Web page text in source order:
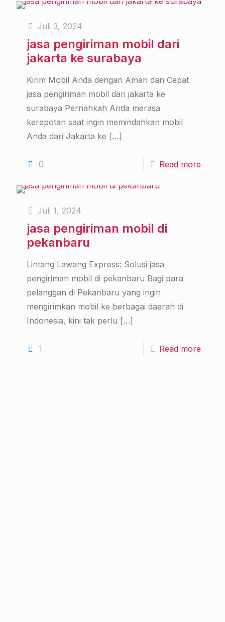
Juli 3, 2024
jasa pengiriman mobil dari
jakarta ke surabaya
Kirim Mobil Anda dengan Aman dan Cepat
jasa pengiriman mobil dari jakarta ke
surabaya Pernahkah Anda merasa
kerepotan saat ingin memindahkan mobil
Anda dari Jakarta ke […]
0 Read more
Juli 1, 2024
jasa pengiriman mobil di
pekanbaru
Lintang Lawang Express: Solusi jasa
pengiriman mobil di pekanbaru Bagi para
pelanggan di Pekanbaru yang ingin
mengirimkan mobil ke berbagai daerah di
Indonesia, kini tak perlu […]
1 Read more